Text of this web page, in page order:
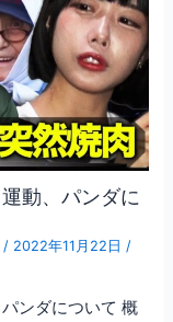
動、パンダに
/ 2022年11月22日 /
ンダについて 概